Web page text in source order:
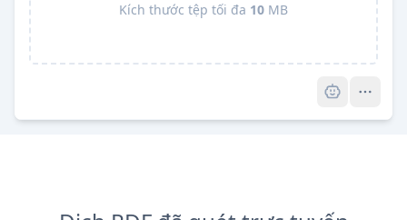
Kích thước tệp tối đa 10 MB